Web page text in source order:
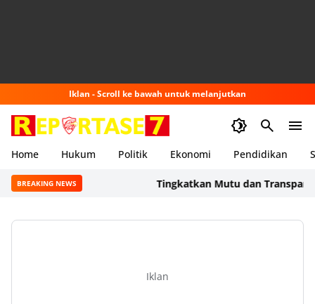
Iklan - Scroll ke bawah untuk melanjutkan
Home Hukum Politik Ekonomi Pendidikan
BREAKING NEWS Tingkatkan Mutu dan Transparansi
Iklan